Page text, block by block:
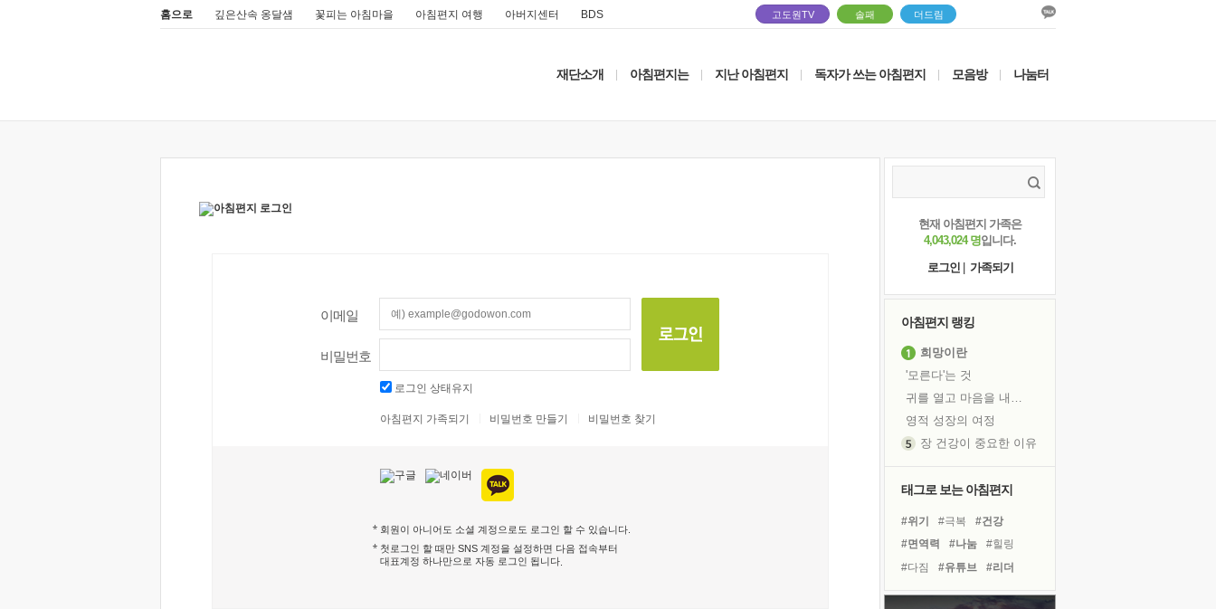
홈으로 깊은산속 옹달샘 꽃피는 아침마을 아침편지 여행 아버지센터 BDS 고도원TV 솔패 더드림
재단소개 아침편지는 지난 아침편지 독자가 쓰는 아침편지 모음방 나눔터
이메일
비밀번호
로그인 상태유지
아침편지 가족되기 비밀번호 만들기 비밀번호 찾기
회원이 아니어도 소셜 계정으로도 로그인 할 수 있습니다.
첫로그인 할 때만 SNS 계정을 설정하면 다음 접속부터
대표계정 하나만으로 자동 로그인 됩니다
현재 아침편지 가족은
4,043,024 명입니다.
로그인
가족되기
아침편지 랭킹
희망이란
'모른다'는 것
귀를 열고 마음을 내어주고
영적 성장의 여정
장 건강이 중요한 이유
꿈이 실제가 되는 것
태그로 보는 아침편지
#위기 #극복
#건강
#면역력
#나눔
#힐링
#다짐
#유튜브
#리더